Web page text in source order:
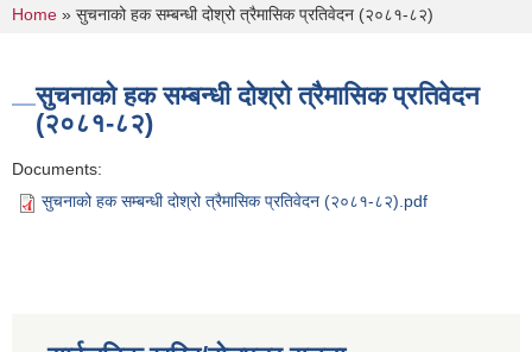
You are here
Home » सुचनाको हक सम्बन्धी दोश्रो त्रैमासिक प्रतिवेदन (२०८१-८२)
सुचनाको हक सम्बन्धी दोश्रो त्रैमासिक प्रतिवेदन
(२०८१-८२)
Documents:
सुचनाको हक सम्बन्धी दोश्रो त्रैमासिक प्रतिवेदन (२०८१-८२).pdf